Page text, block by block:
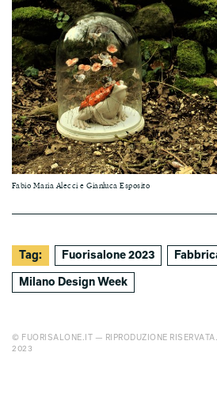
Fabio Maria Alecci e Gianluca Esposito
Tag: Fuorisalone 2023
Milano Design Week
© FUORISALONE.IT — RIPRODUZIONE
2023